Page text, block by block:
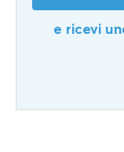
e ricevi